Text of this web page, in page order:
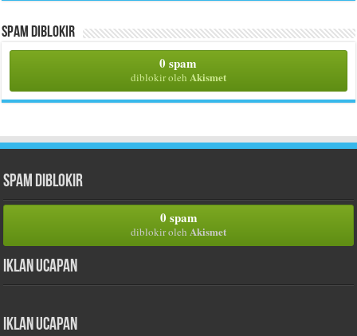
Spam Diblokir
0 spam
diblokir oleh Akismet
Spam Diblokir
0 spam
diblokir oleh Akismet
Iklan Ucapan
Iklan Ucapan